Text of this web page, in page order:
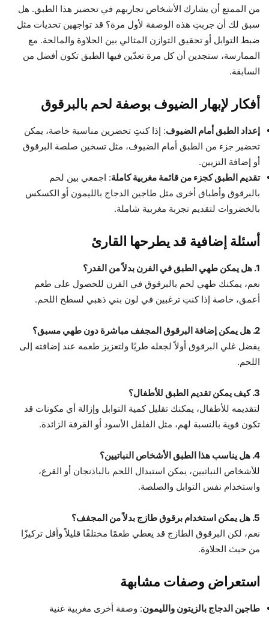
من الممتع أن يشارك الأشخاص تجاربهم في تحضير هذا الطبق. هل
سبق لك أن جربتِ هذه الوصفة لأول مرة؟ قد تواجهين تحديات مثل
ضبط التوابل أو تحقيق التوازن المثالي بين الحلاوة والمالحة. مع
الممارسة، ستجدين أن كل مرة تعدّين فيها الطبق تكون أفضل من
السابقة.
أفكار لإبهار الضيوف بوصفة لحم بالبرقوق
إعداد الطبق أمام الضيوف: إذا كنتِ تحضرين مناسبة خاصة، يمكن
تحضير جزء من الطبق أمام الضيوف، مثل تسخين صلصة البرقوق
أو إضافة التزيين.
تقديم الطبق كجزء من قائمة مغربية كاملة: اجمعي بين لحم
بالبرقوق وأطباق أخرى مثل طاجين الدجاج بالليمون أو الكسكس
بالخضروات لتقديم تجربة مغربية شاملة.
أسئلة إضافية قد يطرحها القارئ
1. هل يمكن طهي الطبق في الفرن بدلاً من القدر؟
نعم، يمكنك طهي لحم بالبرقوق في الفرن للحصول على طعم
أعمق، خاصة إذا كنتِ ترغبين في لون بني ذهبي لسطح اللحم.
2. هل يمكن إضافة البرقوق المجفف مباشرة دون طهي مسبق؟
يفضل غلي البرقوق أولاً لجعله طريًا ولتعزيز طعمه عند إضافته إلى
اللحم.
3. كيف يمكن تقديم الطبق للأطفال؟
لتقديمه للأطفال، يمكنك تقليل كمية التوابل وإزالة أي مكونات قد
تكون قوية بالنسبة لهم، مثل الفلفل الأسود أو القرفة الزائدة.
4. هل يناسب هذا الطبق الأشخاص النباتيين؟
للأشخاص النباتيين، يمكن استبدال اللحم بالباذنجان أو القرع،
واستخدام نفس التوابل والصلصة.
5. هل يمكن استخدام برقوق طازج بدلاً من المجفف؟
نعم، لكن البرقوق الطازج قد يعطي طعمًا مختلفًا قليلاً وأقل تركيزًا
من حيث الحلاوة.
استعراض وصفات مشابهة
طاجين الدجاج بالزيتون والليمون: وصفة أخرى مغربية غنية